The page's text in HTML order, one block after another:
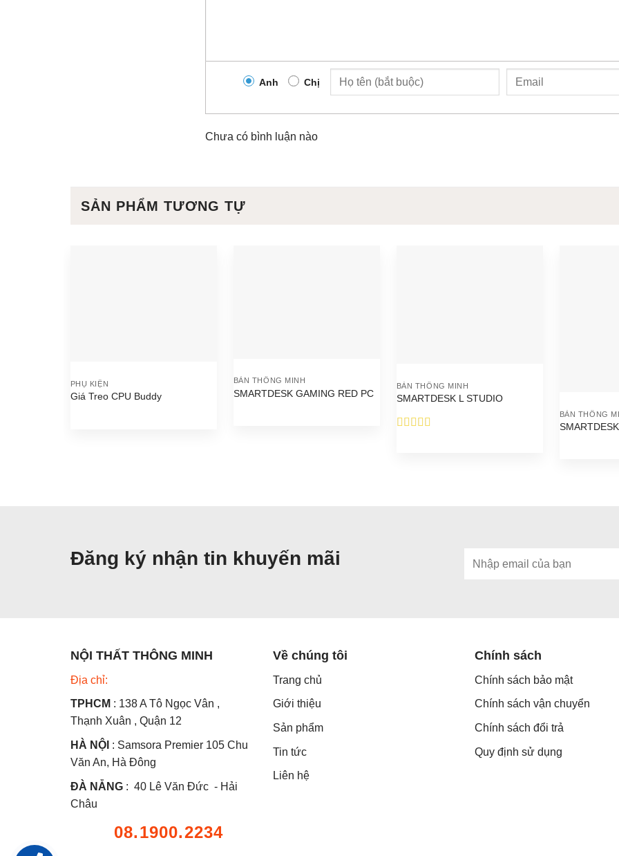
Anh Chị
Chưa có bình luận nào
SẢN PHẨM TƯƠNG TỰ
PHỤ KIỆN
Giá Treo CPU Buddy
BÀN THÔNG MINH
SMARTDESK GAMING RED PC
BÀN THÔNG MINH
SMARTDESK L STUDIO
BÀN THÔNG
Đăng ký nhận tin khuyến mãi
NỘI THẤT THÔNG MINH
Địa chỉ:
TPHCM : 138 A Tô Ngọc Vân ,
Thạnh Xuân , Quận 12
HÀ NỘI : Samsora Premier 105 Chu
Văn An, Hà Đông
ĐÀ NẴNG : 40 Lê Văn Đức - Hải
Châu
08.1900.2234
Về chúng tôi
Trang chủ
Giới thiệu
Sản phẩm
Tin tức
Liên hệ
Chính sách
Chính sách bảo mật
Chính sách vận chuyển
Chính sách đổi trả
Quy định sử dụng